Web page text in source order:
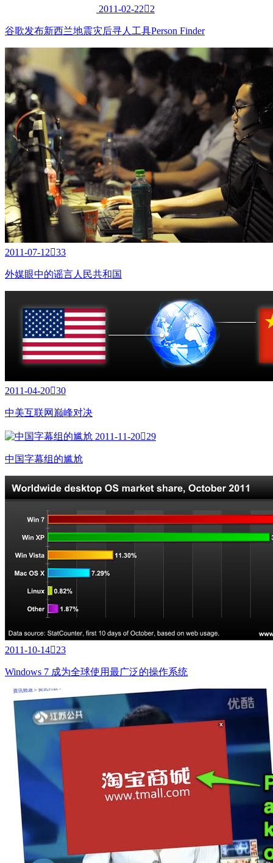
2011-02-222
谷歌发布新西兰地震灾后寻人工具Person Finder
2011-07-1233
外媒眼中的谣言人民共和国
2011-04-2030
中美互联网巅峰对决
2011-11-2029
中国字幕组的尴尬
2011-10-1423
Windows 7 成为全球使用最广泛的操作系统